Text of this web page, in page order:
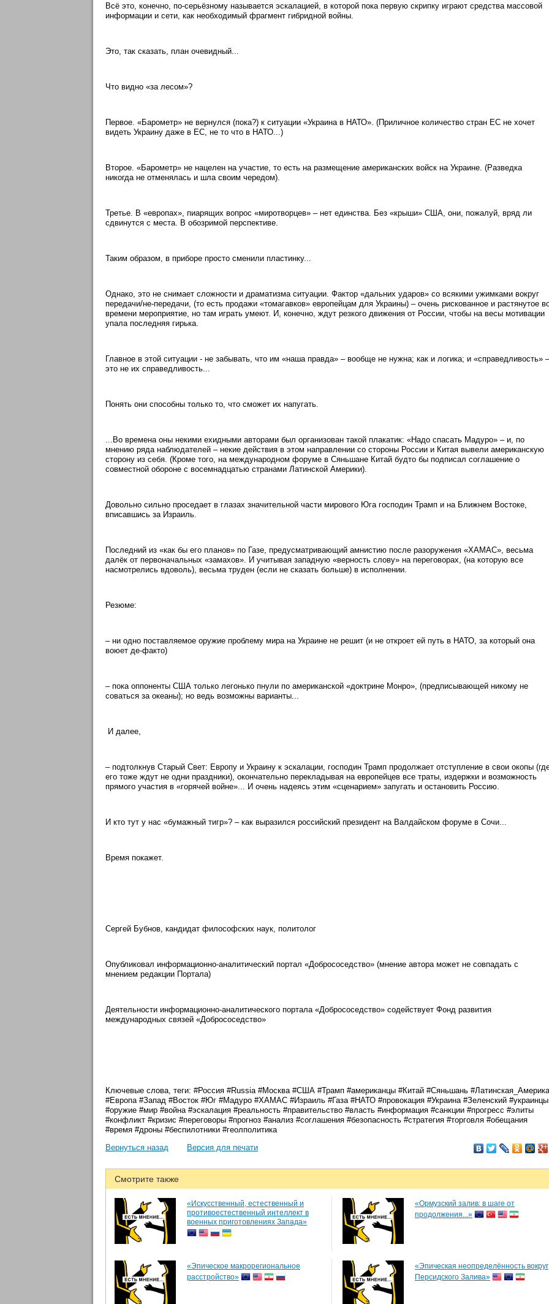
Всё это, конечно, по-серьёзному называется эскалацией, в которой пока первую скрипку играют средства массовой
информации и сети, как необходимый фрагмент гибридной войны.
Это, так сказать, план очевидный...
Что видно «за лесом»?
Первое. «Барометр» не вернулся (пока?) к ситуации «Украина в НАТО». (Приличное количество стран ЕС не хочет
видеть Украину даже в ЕС, не то что в НАТО...)
Второе. «Барометр» не нацелен на участие, то есть на размещение американских войск на Украине. (Разведка
никогда не отменялась и шла своим чередом).
Третье. В «европах», пиарящих вопрос «миротворцев» – нет единства. Без «крыши» США, они, пожалуй, вряд ли
сдвинутся с места. В обозримой перспективе.
Таким образом, в приборе просто сменили пластинку...
Однако, это не снимает сложности и драматизма ситуации. Фактор «дальних ударов» со всякими ужимками вокруг
передачи/не-передачи, (то есть продажи «томагавков» европейцам для Украины) – очень рискованное и растянутое
времени мероприятие, но там играть умеют. И, конечно, ждут резкого движения от России, чтобы на весы мотивации
упала последняя гирька.
Главное в этой ситуации - не забывать, что им «наша правда» – вообще не нужна; как и логика; и «справедливость» –
это не их справедливость...
Понять они способны только то, что сможет их напугать.
...Во времена оны некими ехидными авторами был организован такой плакатик: «Надо спасать Мадуро» – и, по
мнению ряда наблюдателей – некие действия в этом направлении со стороны России и Китая вывели американскую
сторону из себя. (Кроме того, на международном форуме в Сяньшане Китай будто бы подписал соглашение о
совместной обороне с восемнадцатью странами Латинской Америки).
Довольно сильно проседает в глазах значительной части мирового Юга господин Трамп и на Ближнем Востоке,
вписавшись за Израиль.
Последний из «как бы его планов» по Газе, предусматривающий амнистию после разоружения «ХАМАС», весьма
далёк от первоначальных «замахов». И учитывая западную «верность слову» на переговорах, (на которую все
насмотрелись вдоволь), весьма труден (если не сказать больше) в исполнении.
Резюме:
– ни одно поставляемое оружие проблему мира на Украине не решит (и не откроет ей путь в НАТО, за который она
воюет де-факто)
– пока оппоненты США только легонько пнули по американской «доктрине Монро», (предписывающей никому не
соваться за океаны); но ведь возможны варианты...
И далее,
– подтолкнув Старый Свет: Европу и Украину к эскалации, господин Трамп продолжает отступление в свои окопы
его тоже ждут не одни праздники), окончательно перекладывая на европейцев все траты, издержки и возможность
прямого участия в «горячей войне»... И очень надеясь этим «сценарием» запугать и остановить Россию.
И кто тут у нас «бумажный тигр»? – как выразился российский президент на Валдайском форуме в Сочи...
Время покажет.
Сергей Бубнов, кандидат философских наук, политолог
Опубликовал информационно-аналитический портал «Добрососедство» (мнение автора может не совпадать с
мнением редакции Портала)
Деятельности информационно-аналитического портала «Добрососедство» содействует Фонд развития
международных связей «Добрососедство»
Ключевые слова, теги: #Россия #Russia #Москва #США #Трамп #американцы #Китай #Сяньшань #Латинская_Америка
#Европа #Запад #Восток #Юг #Мадуро #ХАМАС #Израиль #Газа #НАТО #провокация #Украина #Зеленский #украинцы
#оружие #мир #война #эскалация #реальность #правительство #власть #информация #санкции #прогресс #элиты
#конфликт #кризис #переговоры #прогноз #анализ #соглашения #безопасность #стратегия #торговля #обещания
#время #дроны #беспилотники #геолполитика
Вернуться назад
Версия для печати
Смотрите также
«Искусственный, естественный и
противоестественный интеллект в
военных приготовлениях Запада»
«Ормузский залив: в шаге от
продолжения...»
«Эпическое макрорегиональное
расстройство»
«Эпическая неопределённость вокруг
Персидского Залива»